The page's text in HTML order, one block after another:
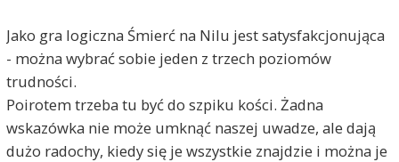
Jako gra logiczna Śmierć na Nilu jest satysfakcjonująca
- można wybrać sobie jeden z trzech poziomów
trudności.
Poirotem trzeba tu być do szpiku kości. Żadna
wskazówka nie może umknąć naszej uwadze, ale dają
dużo radochy, kiedy się je wszystkie znajdzie i można je